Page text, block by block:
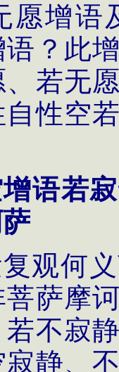
愿增语
？此
若无
性空
语若
观何
萨摩
不寂
静、